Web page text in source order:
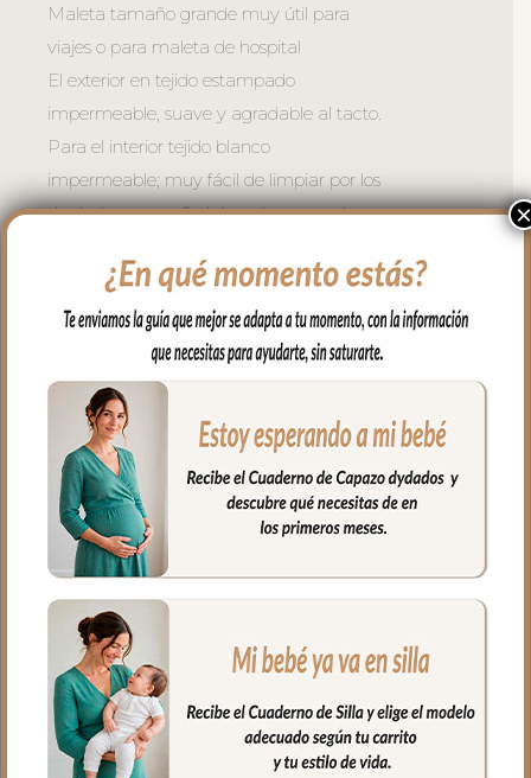
Maleta tamaño grande muy útil para
viajes o para maleta de hospital
El exterior en tejido estampado
impermeable, suave y agradable al tacto.
Para el interior tejido blanco
impermeable; muy fácil de limpiar por los
dos lados con paño húmedo y cuando
siempre agua fría jabones no abrasivos y
secado al natural.
Cierre con cremallera de doble carro al
tono del estampado.
Puedes llevar todas las cositas de tu bebé
bien organizadas y sujetas en el interior y
además cuenta con un bolsillo interior
con cremallera.
Ideal para llevar de la mano con sus asas
cortas o llevar al hombro con el asa largo.
Medidas Maleta:
56 cms Ancho
40 cms Ancho
16 cms de lomo
×